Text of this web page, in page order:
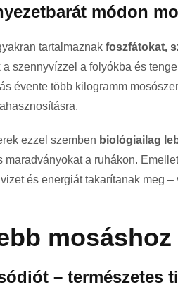
módon
tartalmaznak foszfátokat,
a szennyvízzel a folyókba és
évente több kilogramm
ezzel szemben biológiailag
a ruhákon.
vizet és energiát takarítanak meg
mosáshoz
– természetes